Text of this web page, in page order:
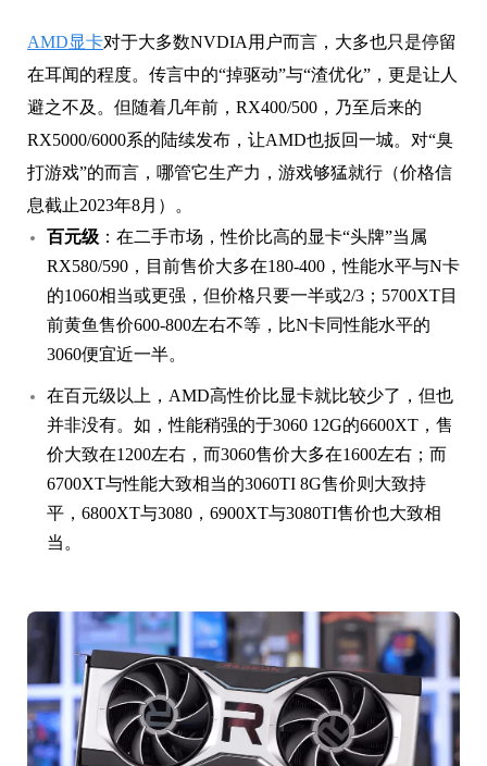
AMD显卡对于大多数NVDIA用户而言，大多也只是停留
在耳闻的程度。传言中的“掉驱动”与“渣优化”，更是让人
避之不及。但随着几年前，RX400/500，乃至后来的
RX5000/6000系的陆续发布，让AMD也扳回一城。对“臭
打游戏”的而言，哪管它生产力，游戏够猛就行（价格信
息截止2023年8月）。
百元级 ：在二手市场，性价比高的显卡“头牌”当属
RX580/590，目前售价大多在180-400，性能水平与N卡
的1060相当或更强，但价格只要一半或2/3；5700XT目
前黄鱼售价600-800左右不等，比N卡同性能水平的
3060便宜近一半。
在百元级以上，AMD高性价比显卡就比较少了，但也
并非没有。如，性能稍强的于3060 12G的6600XT，售
价大致在1200左右，而3060售价大多在1600左右；而
6700XT与性能大致相当的3060TI 8G售价则大致持
平，6800XT与3080，6900XT与3080TI售价也大致相
当。